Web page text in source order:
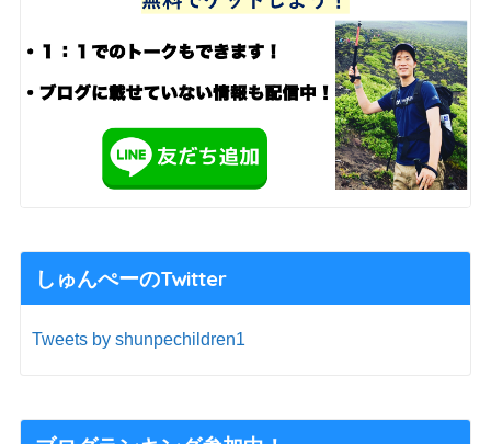
しゅんぺーのTwitter
Tweets by shunpechildren1